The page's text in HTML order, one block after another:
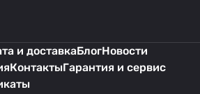
и доставкаБлогНовости
КонтактыГарантия и сервис